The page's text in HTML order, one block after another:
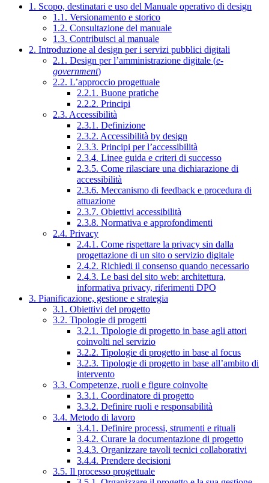
1. Scopo, destinatari e uso del Manuale operativo di design
1.1. Versionamento e storico
1.2. Consultazione del manuale
1.3. Contribuisci al manuale
2. Introduzione al design per i servizi pubblici digitali
2.1. Design per l’amministrazione digitale (e-
government)
2.2. L’approccio progettuale
2.2.1. Buone pratiche
2.2.2. Principi
2.3. Accessibilità
2.3.1. Definizione
2.3.2. Accessibilità by design
2.3.3. Principi per l’accessibilità
2.3.4. Linee guida e criteri di successo
2.3.5. Come rilasciare una dichiarazione di
accessibilità
2.3.6. Meccanismo di feedback e procedura di
attuazione
2.3.7. Obiettivi accessibilità
2.3.8. Normativa e approfondimenti
2.4. Privacy
2.4.1. Come rispettare la privacy sin dalla
progettazione di un sito o servizio digitale
2.4.2. Richiedi il consenso quando necessario
2.4.3. Le basi del sito web: architettura,
informativa privacy, riferimenti DPO
3. Pianificazione, gestione e strategia
3.1. Obiettivi del progetto
3.2. Tipologie di progetti
3.2.1. Tipologie di progetto in base agli attori
coinvolti nel servizio
3.2.2. Tipologie di progetto in base al focus
3.2.3. Tipologie di progetto in base all’ambito di
intervento
3.3. Competenze, ruoli e figure coinvolte
3.3.1. Coordinatore di progetto
3.3.2. Definire ruoli e responsabilità
3.4. Metodo di lavoro
3.4.1. Definire processi, strumenti e rituali
3.4.2. Curare la documentazione di progetto
3.4.3. Organizzare tavoli tecnici collaborativi
3.4.4. Prendere decisioni
3.5. Il processo progettuale